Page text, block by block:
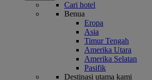
Cari hotel
Benua
Eropa
Asia
Timur Tengah
Amerika Utara
Amerika Selatan
Pasifik
Destinasi utama kami